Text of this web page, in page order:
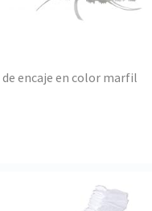
de encaje en color marfil